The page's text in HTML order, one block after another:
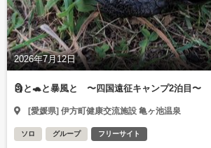
2026年7月12日
🗿と🐢と暴風と 〜四国遠征キャンプ2泊目〜
[愛媛県] 伊方町健康交流施設 亀ヶ池温泉
ソロ グループ フリーサイト